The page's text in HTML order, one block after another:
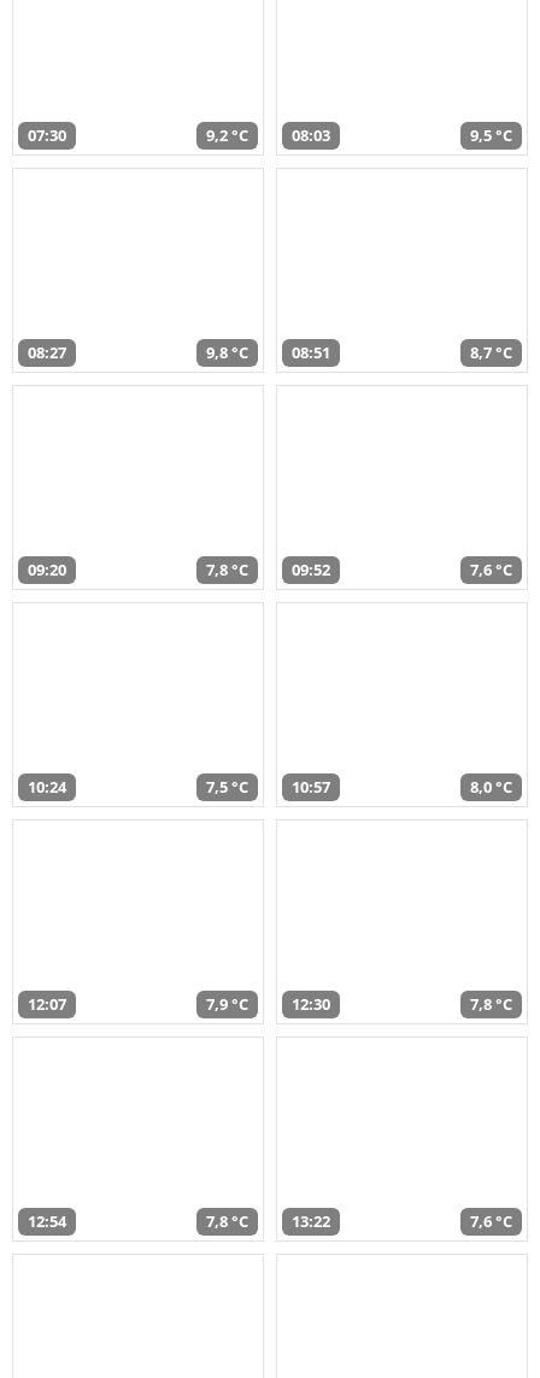
07:30 9,2 °C 08:03 9,5 °C
08:27 9,8 °C 08:51 8,7 °C
09:20 7,8 °C 09:52 7,6 °C
10:24 7,5 °C 10:57 8,0 °C
12:07 7,9 °C 12:30 7,8 °C
12:54 7,8 °C 13:22 7,6 °C